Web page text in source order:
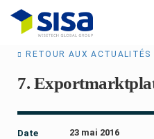
RETOUR AUX ACTUALITÉS
7.
Date
23 mai 2016